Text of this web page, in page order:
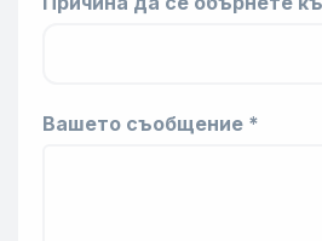
Вашето съобщение *